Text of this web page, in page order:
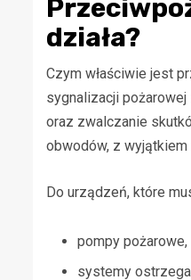
działa?
Czym właściwie jest
sygnalizacji
oraz zwalczanie
obwodów, z
Do urządzeń, które
pompy pożarowe,
systemy